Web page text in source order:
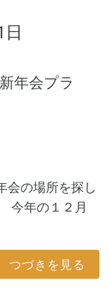
年会プラ
会の場所を探し
今年の１２月
つづきを見る